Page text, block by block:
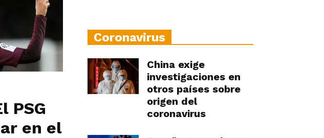
PSG
en el
Coronavirus
China exige
investigaciones en
otros países sobre
origen del
coronavirus